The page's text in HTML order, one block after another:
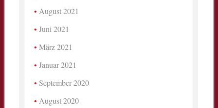
August 2021
Juni 2021
März 2021
Januar 2021
September 2020
August 2020